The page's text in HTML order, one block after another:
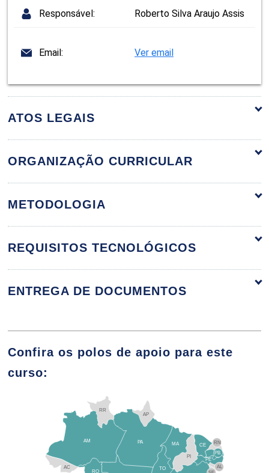
Responsável: Roberto Silva Araujo Assis
Email: Ver email
ATOS LEGAIS
ORGANIZAÇÃO CURRICULAR
60h
10h
METODOLOGIA
REQUISITOS TECNOLÓGICOS
ENTREGA DE DOCUMENTOS
Confira os polos de apoio para este
curso:
TO
PE
AL
RN
CE
PI
MA
AP
PA
RR
AM
AC
RO
PB